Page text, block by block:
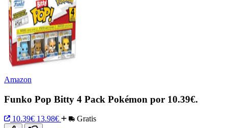
Amazon
Funko Pop Bitty 4 Pack Pokémon por 10.39€.
10.39€ 13.98€ Gratis